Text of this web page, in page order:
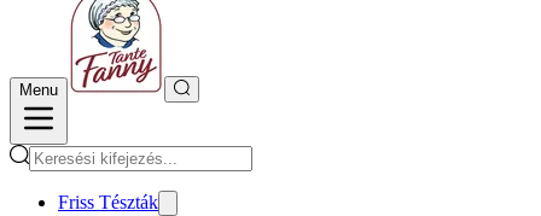
Menu
Friss Tészták